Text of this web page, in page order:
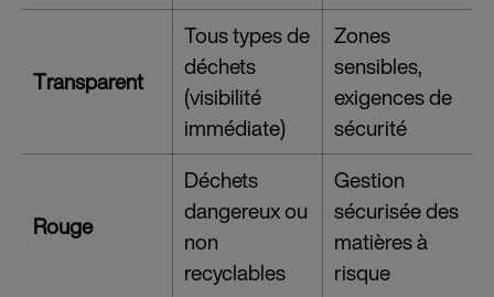
Transparent
Tous types de
déchets
(visibilité
immédiate)
Zones
sensibles,
exigences de
sécurité
Rouge
Déchets
dangereux ou
non
recyclables
Gestion
sécurisée des
matières à
risque